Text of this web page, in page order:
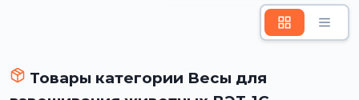
Товары категории Весы для